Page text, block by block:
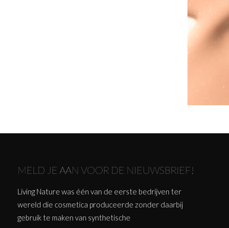
MELD JE AAN VOOR DE NIEUWSBRIEF!
Living Nature was één van de eerste bedrijven ter
wereld die cosmetica produceerde zonder daarbij
gebruik te maken van synthetische